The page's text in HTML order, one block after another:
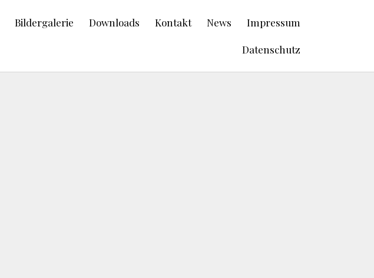
Bildergalerie Downloads Kontakt News Impressum
Datenschutz